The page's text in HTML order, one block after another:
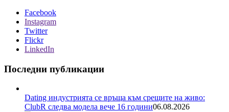
Facebook
Instagram
Twitter
Flickr
LinkedIn
Последни публикации
Dating индустрията се връща към срещите на живо:
ClubR следва модела вече 16 години06.08.2026